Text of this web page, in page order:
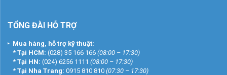
TỔNG ĐÀI HỖ TRỢ
Mua hàng, hỗ trợ kỹ thuật:
* Tại HCM: (028) 35 166 166 (08:00 – 17:30)
* Tại HN: (024) 6256 1111 (08:00 – 17:30)
* Tại Nha Trang: 0915 810 810 (07:30 – 17:30)